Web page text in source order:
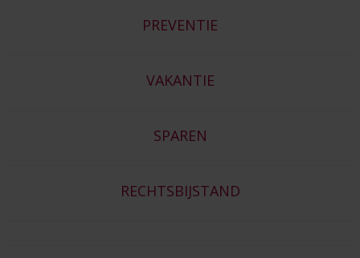
PREVENTIE
VAKANTIE
SPAREN
RECHTSBIJSTAND